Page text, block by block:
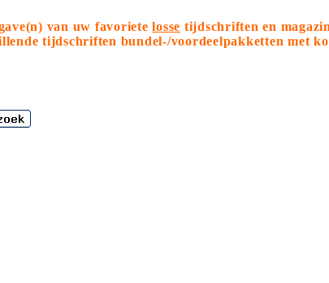
van uw favorietelosse tijdschriften en
tijdschriften bundel-/voordeelpakketten met